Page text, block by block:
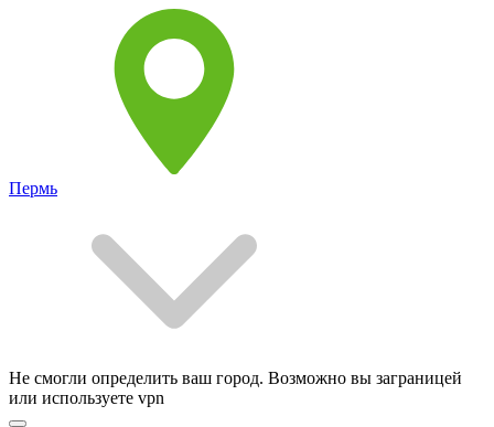
Пермь
Не смогли определить ваш город. Возможно вы заграницей
или используете vpn